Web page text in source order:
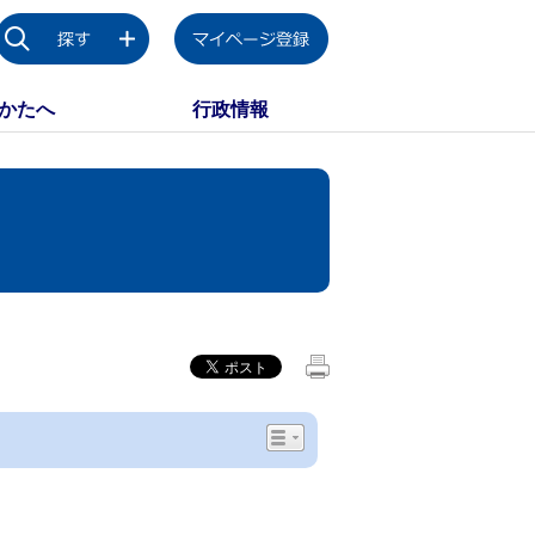
たへ 行政情報